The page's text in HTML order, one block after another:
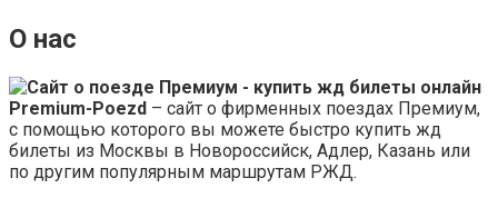
О нас
Premium-Poezd – сайт о фирменных поездах Премиум,
с помощью которого вы можете быстро купить жд
билеты из Москвы в Новороссийск, Адлер, Казань или
по другим популярным маршрутам РЖД.